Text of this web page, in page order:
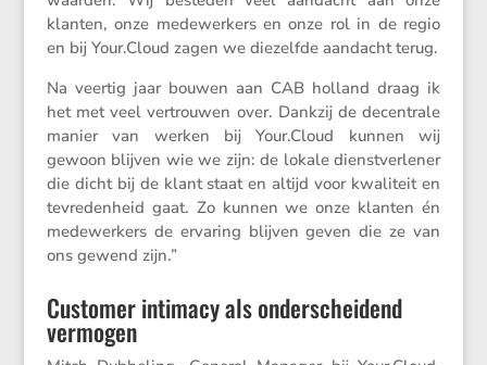
klanten, onze medewer­kers en onze rol in de regio
en bij Your​.Cloud zagen we diezelfde aandacht terug.
Na veertig jaar bouwen aan CAB holland draag ik
het met veel vertrouwen over. Dankzij de decen­trale
manier van werken bij Your​.Cloud kunnen wij
gewoon blijven wie we zijn: de lokale dienst­ver­lener
die dicht bij de klant staat en altijd voor kwali­teit en
tevre­den­heid gaat. Zo kunnen we onze klanten én
medewer­kers de ervaring blijven geven die ze van
ons gewend zijn.”
Customer intimacy als onderscheidend
vermogen